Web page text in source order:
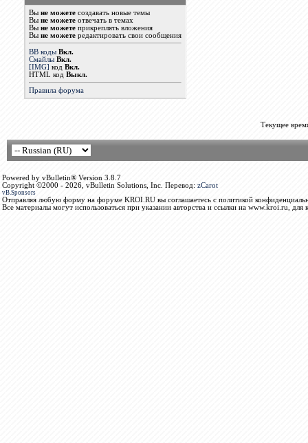
Вы не можетесоздавать новые темы
Вы не можетеотвечать в темах
Вы не можетеприкреплять вложения
Вы не можетередактировать свои сообщения
BB коды Вкл.
Смайлы Вкл.
[IMG] код Вкл.
HTML код Выкл.
Правила форума
Текущее
Powered by vBulletin® Version 3.8.7
Copyright ©2000 - 2026, vBulletin Solutions, Inc. Перевод: zCarot
vB.Sponsors
Отправляя любую форму на форуме KROI.RU вы соглашаетесь с политикой
Все материалы могут использоваться при указании авторства и ссылки на www.kroi.ru, для